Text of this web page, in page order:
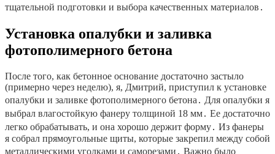
тщательной подготовки и выбора качественных материалов․
Установка опалубки и заливка
фотополимерного бетона
После того, как бетонное основание достаточно застыло
(примерно через неделю), я, Дмитрий, приступил к установке
опалубки и заливке фотополимерного бетона․ Для опалубки я
выбрал влагостойкую фанеру толщиной 18 мм․ Ее достаточно
легко обрабатывать, и она хорошо держит форму․ Из фанеры
я собрал прямоугольные щиты, которые закрепил между собой
металлическими уголками и саморезами․ Важно было